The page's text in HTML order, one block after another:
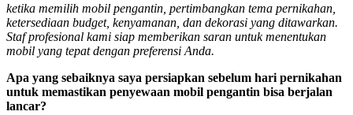
ketika memilih mobil pengantin, pertimbangkan tema pernikahan,
ketersediaan budget, kenyamanan, dan dekorasi yang ditawarkan.
Staf profesional kami siap memberikan saran untuk menentukan
mobil yang tepat dengan preferensi Anda.
Apa yang sebaiknya saya persiapkan sebelum hari pernikahan
untuk memastikan penyewaan mobil pengantin bisa berjalan
lancar?